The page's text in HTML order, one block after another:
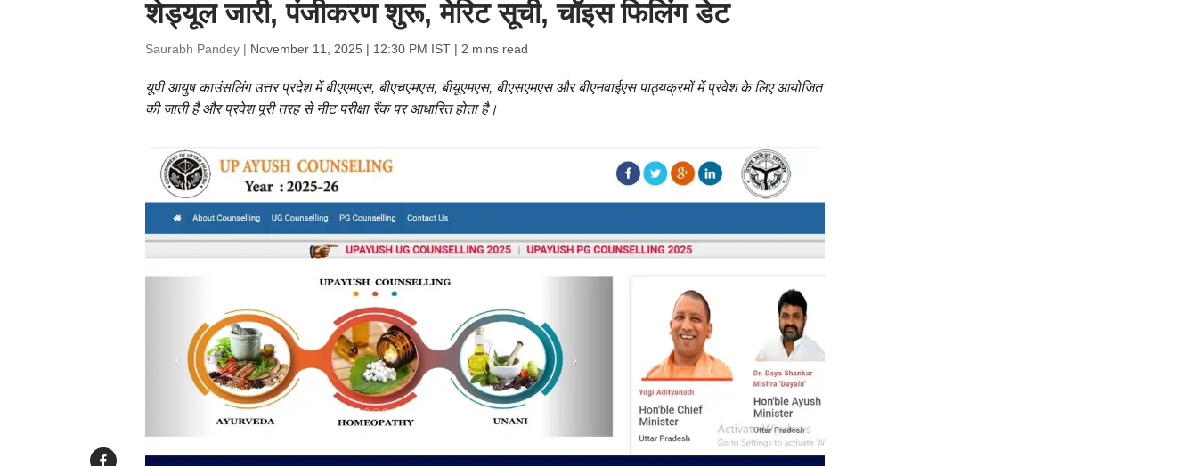
शेड्यूल जारी, पंजीकरण शुरू, मेरिट सूची, चॉइस फिलिंग डेट
Saurabh Pandey | November 11, 2025 | 12:30 PM IST| 2 mins read
यूपी आयुष काउंसलिंग उत्तर प्रदेश में बीएएमएस, बीएचएमएस, बीयूएमएस, बीएसएमएस और बीएनवाईएस पाठ्यक्रमों में प्रवेश के लिए आयोजित
की जाती है और प्रवेश पूरी तरह से नीट परीक्षा रैंक पर आधारित होता है।